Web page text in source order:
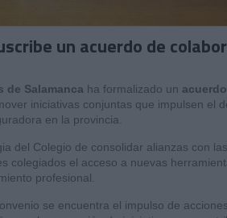
un acuerdo de
de Salamanca ha formalizado un
iniciativas conjuntas que impulsen el
en la provincia.
del Colegio de consolidar alianzas con
colegiados el acceso a nuevas
profesional.
se encuentra el impulso de